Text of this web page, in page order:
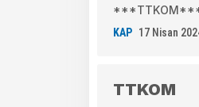
***TTKOM***
KAP 17 Nisan
TTKOM